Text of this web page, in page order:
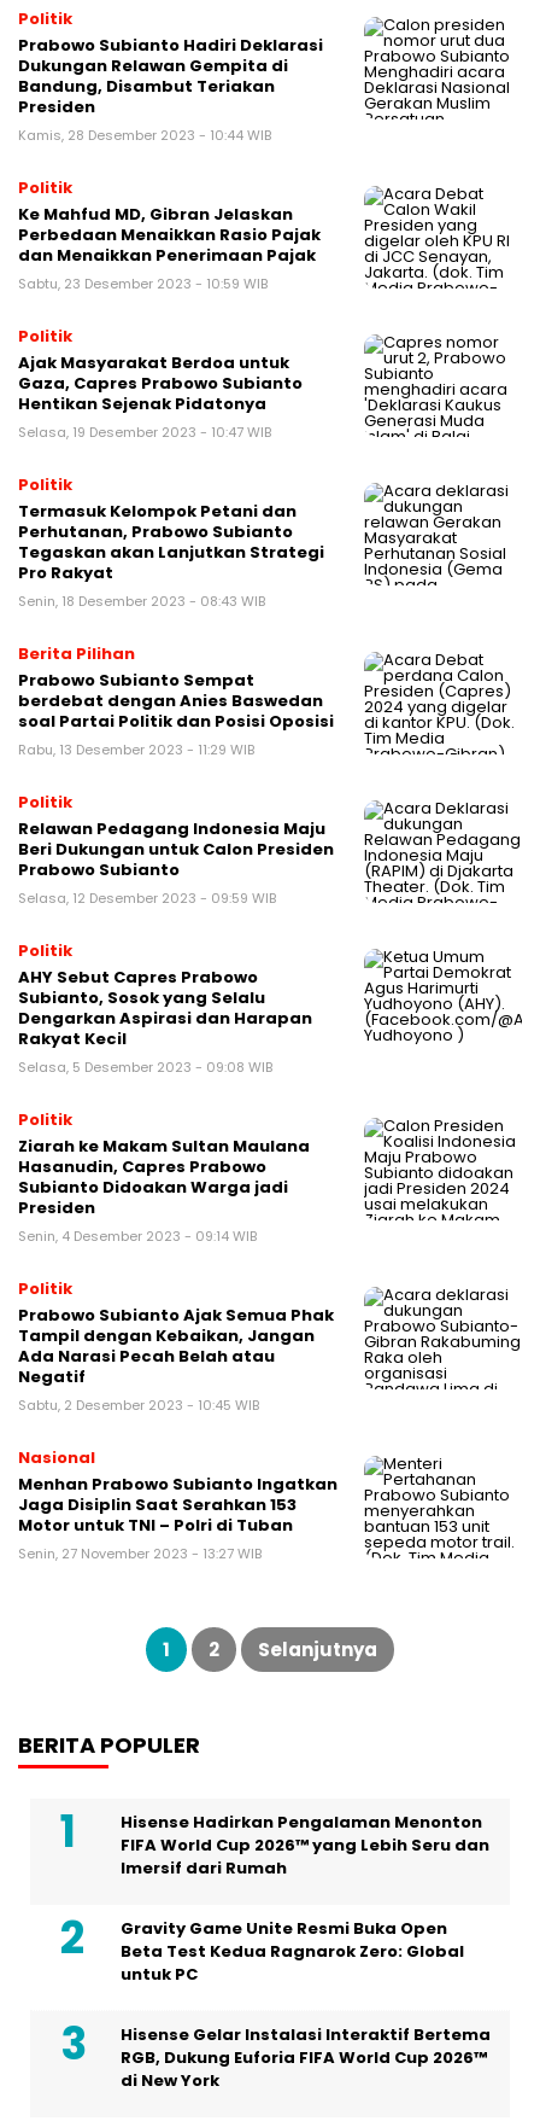
Politik
Prabowo Subianto Hadiri Deklarasi
Dukungan Relawan Gempita di
Bandung, Disambut Teriakan
Presiden
Kamis, 28 Desember 2023 - 10:44 WIB
Politik
Ke Mahfud MD, Gibran Jelaskan
Perbedaan Menaikkan Rasio Pajak
dan Menaikkan Penerimaan Pajak
Sabtu, 23 Desember 2023 - 10:59 WIB
Politik
Ajak Masyarakat Berdoa untuk
Gaza, Capres Prabowo Subianto
Hentikan Sejenak Pidatonya
Selasa, 19 Desember 2023 - 10:47 WIB
Politik
Termasuk Kelompok Petani dan
Perhutanan, Prabowo Subianto
Tegaskan akan Lanjutkan Strategi
Pro Rakyat
Senin, 18 Desember 2023 - 08:43 WIB
Berita Pilihan
Prabowo Subianto Sempat
berdebat dengan Anies Baswedan
soal Partai Politik dan Posisi Oposisi
Rabu, 13 Desember 2023 - 11:29 WIB
Politik
Relawan Pedagang Indonesia Maju
Beri Dukungan untuk Calon Presiden
Prabowo Subianto
Selasa, 12 Desember 2023 - 09:59 WIB
Politik
AHY Sebut Capres Prabowo
Subianto, Sosok yang Selalu
Dengarkan Aspirasi dan Harapan
Rakyat Kecil
Selasa, 5 Desember 2023 - 09:08 WIB
Politik
Ziarah ke Makam Sultan Maulana
Hasanudin, Capres Prabowo
Subianto Didoakan Warga jadi
Presiden
Senin, 4 Desember 2023 - 09:14 WIB
Politik
Prabowo Subianto Ajak Semua Phak
Tampil dengan Kebaikan, Jangan
Ada Narasi Pecah Belah atau
Negatif
Sabtu, 2 Desember 2023 - 10:45 WIB
Nasional
Menhan Prabowo Subianto Ingatkan
Jaga Disiplin Saat Serahkan 153
Motor untuk TNI – Polri di Tuban
Senin, 27 November 2023 - 13:27 WIB
Paginasi
1 2 Selanjutnya
BERITA POPULER
Hisense Hadirkan Pengalaman Menonton
FIFA World Cup 2026™ yang Lebih Seru dan
Imersif dari Rumah
Gravity Game Unite Resmi Buka Open
Beta Test Kedua Ragnarok Zero: Global
untuk PC
Hisense Gelar Instalasi Interaktif Bertema
RGB, Dukung Euforia FIFA World Cup 2026™
di New York